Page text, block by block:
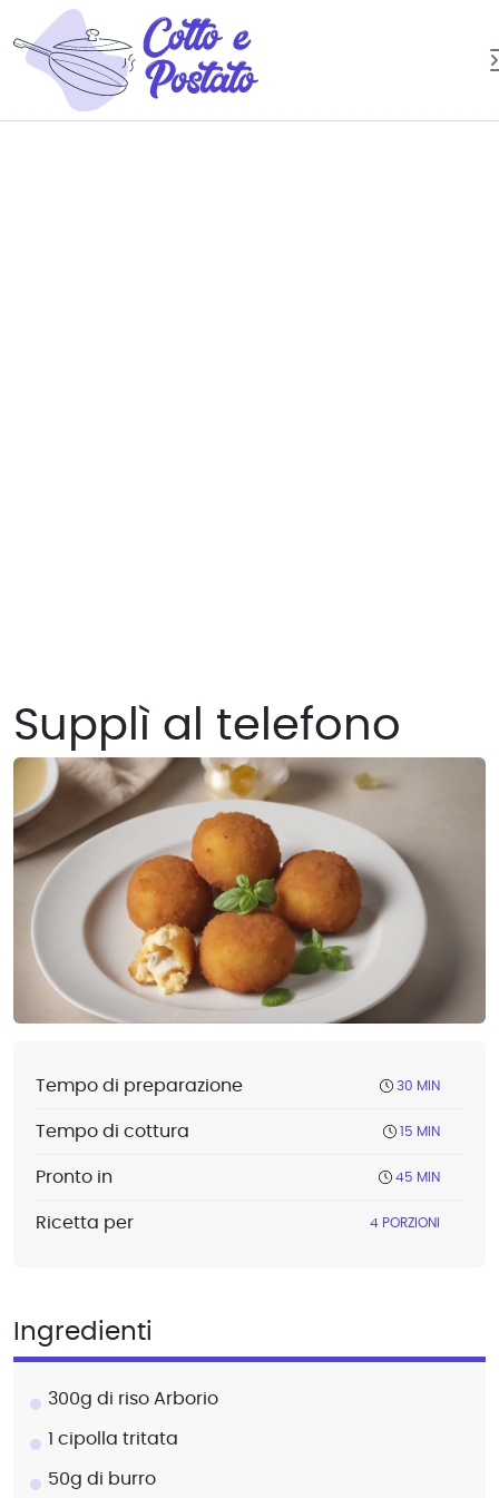
Supplì al telefono
Tempo di preparazione 30 MIN
Tempo di cottura 15 MIN
Pronto in 45 MIN
Ricetta per 4 PORZIONI
Ingredienti
300g di riso Arborio
1 cipolla tritata
50g di burro